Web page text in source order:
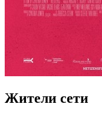
Жители сети